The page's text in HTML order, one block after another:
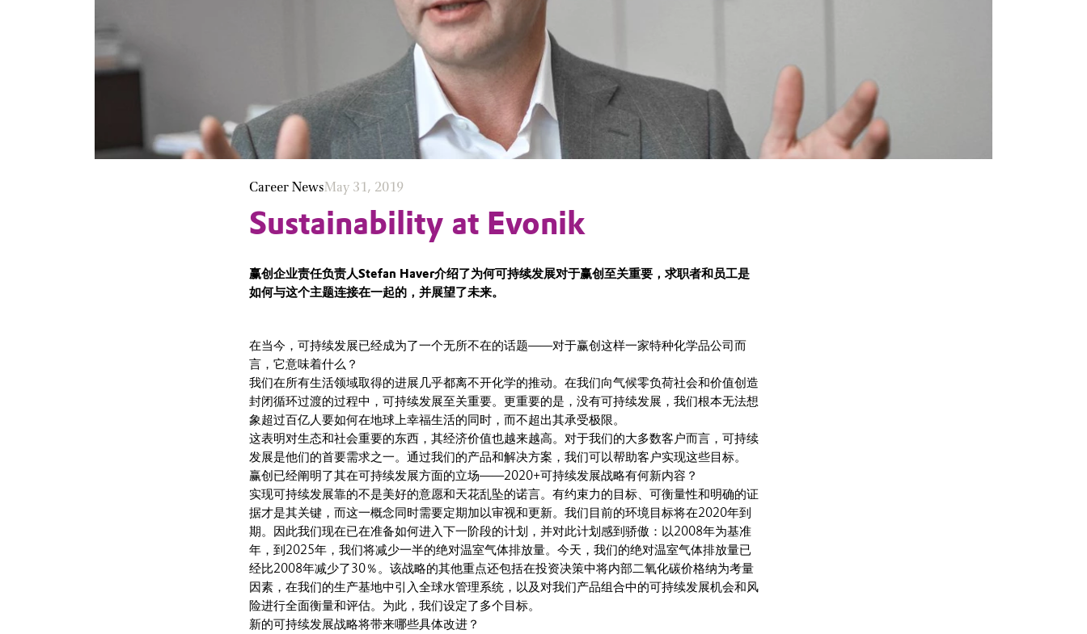
Career NewsMay 31, 2019
Sustainability at Evonik
赢创企业责任负责人Stefan Haver介绍了为何可持续发展对于赢创至关重要，求职者和员工是
如何与这个主题连接在一起的，并展望了未来。
在当今，可持续发展已经成为了一个无所不在的话题——对于赢创这样一家特种化学品公司而
言，它意味着什么？
我们在所有生活领域取得的进展几乎都离不开化学的推动。在我们向气候零负荷社会和价值创造
封闭循环过渡的过程中，可持续发展至关重要。更重要的是，没有可持续发展，我们根本无法想
象超过百亿人要如何在地球上幸福生活的同时，而不超出其承受极限。
这表明对生态和社会重要的东西，其经济价值也越来越高。对于我们的大多数客户而言，可持续
发展是他们的首要需求之一。通过我们的产品和解决方案，我们可以帮助客户实现这些目标。
赢创已经阐明了其在可持续发展方面的立场——2020+可持续发展战略有何新内容？
实现可持续发展靠的不是美好的意愿和天花乱坠的诺言。有约束力的目标、可衡量性和明确的证
据才是其关键，而这一概念同时需要定期加以审视和更新。我们目前的环境目标将在2020年到
期。因此我们现在已在准备如何进入下一阶段的计划，并对此计划感到骄傲：以2008年为基准
年，到2025年，我们将减少一半的绝对温室气体排放量。今天，我们的绝对温室气体排放量已
经比2008年减少了30％。该战略的其他重点还包括在投资决策中将内部二氧化碳价格纳为考量
因素，在我们的生产基地中引入全球水管理系统，以及对我们产品组合中的可持续发展机会和风
险进行全面衡量和评估。为此，我们设定了多个目标。
新的可持续发展战略将带来哪些具体改进？